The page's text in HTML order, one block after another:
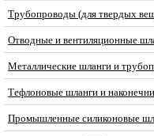
Трубопроводы (для твердых
Отводные и вентиляционные
Металлические шланги и
Тефлоновые шланги и
Промышленные силиконовые